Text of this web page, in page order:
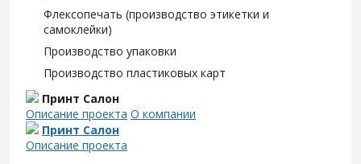
Флексопечать (производство этикетки и
самоклейки)
Производство упаковки
Производство пластиковых карт
Принт Салон
Описание проекта О компании
Принт Салон
Описание проекта